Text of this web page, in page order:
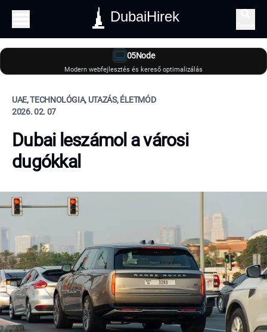
DubaiHirek
05Node
Modern webfejlesztés és kereső optimalizálás
UAE, TECHNOLÓGIA, UTAZÁS, ÉLETMÓD
2026. 02. 07
Dubai leszámol a városi
dugókkal